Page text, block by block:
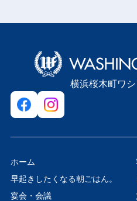
横浜桜木町ワ
ホーム
早起きしたくなる朝ごはん。
宴会・会議